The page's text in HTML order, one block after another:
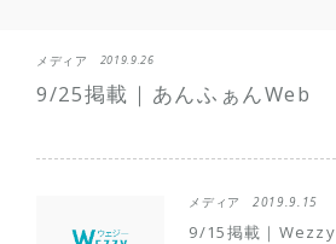
メディア 2019.9.26
9/25掲載｜あんふぁんWeb
メディア 2019.9.15
9/15掲載｜Wezzy